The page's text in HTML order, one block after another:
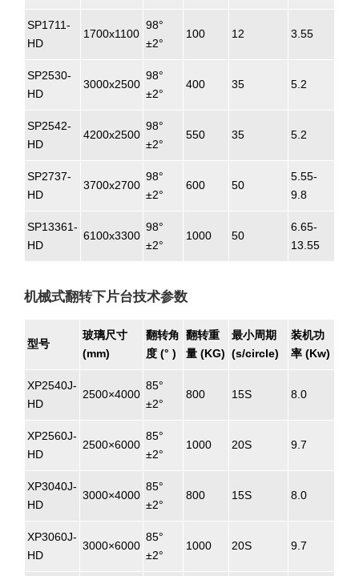
SP1711-
HD
1700x1100
98°
±2°
100 12 3.55
SP2530-
HD
3000x2500
98°
±2°
400 35 5.2
SP2542-
HD
4200x2500
98°
±2°
550 35 5.2
SP2737-
HD
3700x2700
98°
±2°
600 50
5.55-
9.8
SP13361-
HD
6100x3300
98°
±2°
1000 50
6.65-
13.55
机械式翻转下片台技术参数
型号
玻璃尺寸
(mm)
翻转角
度 (° )
翻转重
量 (KG)
最小周期
(s/circle)
装机功
率 (Kw)
XP2540J-
HD
2500×4000
85°
±2°
800 15S 8.0
XP2560J-
HD
2500×6000
85°
±2°
1000 20S 9.7
XP3040J-
HD
3000×4000
85°
±2°
800 15S 8.0
XP3060J-
HD
3000×6000
85°
±2°
1000 20S 9.7